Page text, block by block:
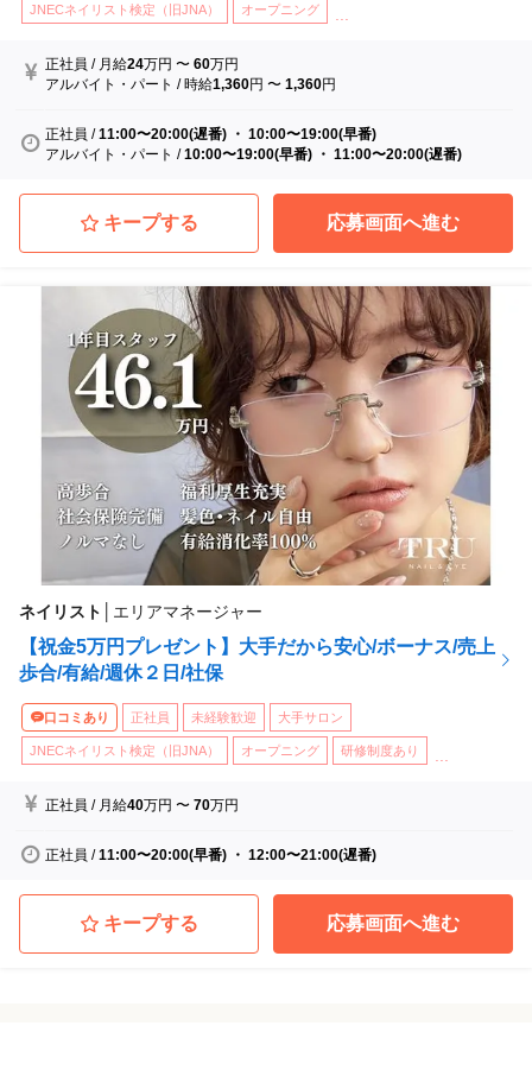
JNECネイリスト検定（旧JNA） オープニング
正社員 / 月給24万円 〜60万円
アルバイト・パート /時給1,360円 〜1,360円
正社員 /11:00〜20:00(遅番) ・ 10:00〜19:00(早番)
アルバイト・パート /10:00〜19:00(早番) ・ 11:00〜20:00(遅番)
キープする 応募画面へ進む
ネイリスト エリアマネージャー
【祝金5万円プレゼント】大手だから安心/ボーナス/売上
歩合/有給/週休２日/社保
口コミあり 正社員 未経験歓迎 大手サロン
JNECネイリスト検定（旧JNA） オープニング 研修制度あり
正社員 / 月給40万円 〜70万円
正社員 /11:00〜20:00(早番) ・ 12:00〜21:00(遅番)
キープする 応募画面へ進む